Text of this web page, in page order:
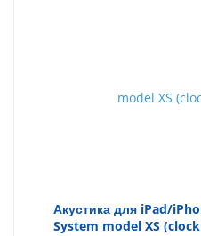
Акустика для iPad/
System model XS